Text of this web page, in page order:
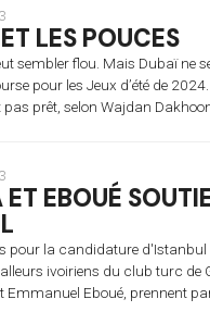
LES POUCES
sembler flou. Mais Dubaï ne
pour les Jeux d’été de
prêt, selon Wajdan
ET EBOUÉ
pour la candidature d'Istanbul
ivoiriens du club turc de
Emmanuel Eboué, prennent